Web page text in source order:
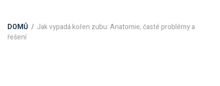
DOMŮ
Jak vypadá kořen zubu: Anatomie, časté problémy a
řešení